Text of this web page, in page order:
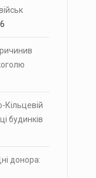
Кільцевій
будинків
донора: